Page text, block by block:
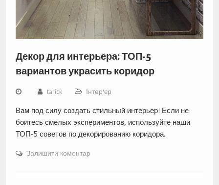
Декор для интерьера: ТОП-5
вариантов украсить коридор
tarick Інтер'єр
Вам под силу создать стильный интерьер! Если не
боитесь смелых экспериментов, используйте наши
ТОП-5 советов по декорированию коридора.
Залишити коментар